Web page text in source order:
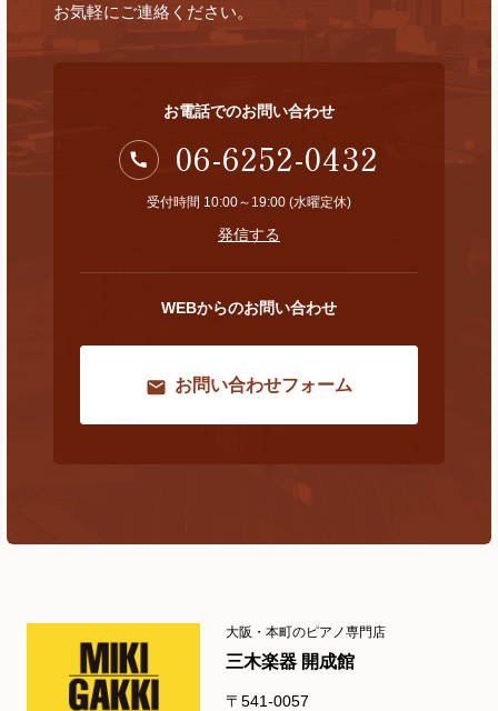
お気軽にご連絡ください。
お電話でのお問い合わせ
06-6252-0432
受付時間 10:00～19:00 (水曜定休)
発信する
WEBからのお問い合わせ
お問い合わせフォーム
大阪・本町のピアノ専門店
三木楽器 開成館
〒541-0057